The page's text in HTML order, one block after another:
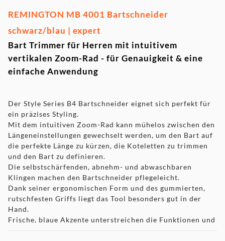
REMINGTON MB 4001 Bartschneider
schwarz/blau | expert
Bart Trimmer für Herren mit intuitivem
vertikalen Zoom-Rad - für Genauigkeit & eine
einfache Anwendung
Der Style Series B4 Bartschneider eignet sich perfekt für
ein präzises Styling.
Mit dem intuitiven Zoom-Rad kann mühelos zwischen den
Längeneinstellungen gewechselt werden, um den Bart auf
die perfekte Länge zu kürzen, die Koteletten zu trimmen
und den Bart zu definieren.
Die selbstschärfenden, abnehm- und abwaschbaren
Klingen machen den Bartschneider pflegeleicht.
Dank seiner ergonomischen Form und des gummierten,
rutschfesten Griffs liegt das Tool besonders gut in der
Hand.
Frische, blaue Akzente unterstreichen die Funktionen und